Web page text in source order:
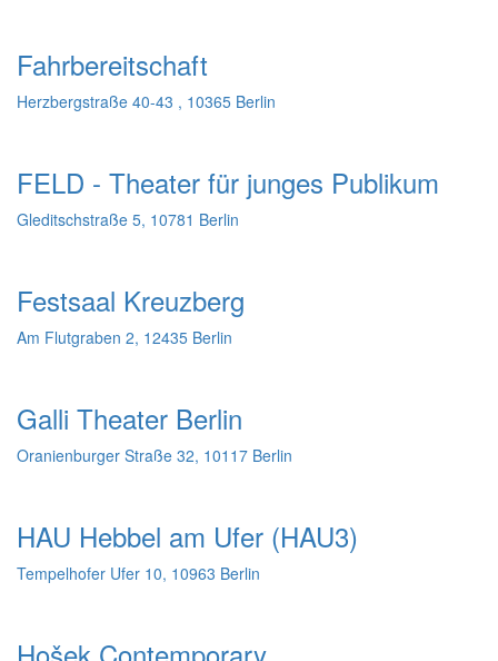
Fahrbereitschaft
Herzbergstraße 40-43 , 10365 Berlin
FELD - Theater für junges Publikum
Gleditschstraße 5, 10781 Berlin
Festsaal Kreuzberg
Am Flutgraben 2, 12435 Berlin
Galli Theater Berlin
Oranienburger Straße 32, 10117 Berlin
HAU Hebbel am Ufer (HAU3)
Tempelhofer Ufer 10, 10963 Berlin